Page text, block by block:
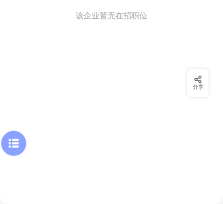
该企业暂无在招职位
分享